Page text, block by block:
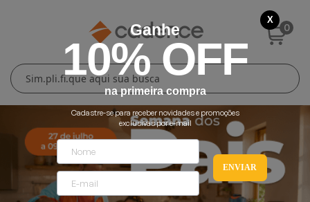
0
X
Ganhe
10% OFF
na primeira compra
Cadastre-se para receber novidades e promoções
exclusivas por e-mail
ENVIAR
Cozinha
Blenders
Liquidificadores
Grills e Sanduicheiras
Lar
Ferros e Passadeiras
Conforto Térmico
Aquecedores
Climatizadores
Ventiladores
Cuidados Pessoais
Escovas Secadoras
Secadores
Cortadores de Cabelo